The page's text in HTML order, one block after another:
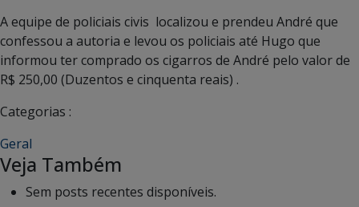
A equipe de policiais civis localizou e prendeu André que
confessou a autoria e levou os policiais até Hugo que
informou ter comprado os cigarros de André pelo valor de
R$ 250,00 (Duzentos e cinquenta reais) .
Categorias :
Geral
Veja Também
Sem posts recentes disponíveis.